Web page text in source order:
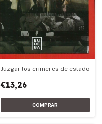
Juzgar los crímenes de estado
€13,26